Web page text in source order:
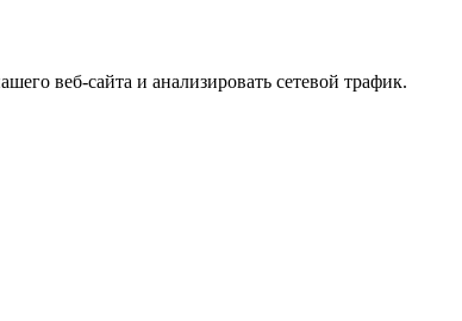
веб-сайта и анализировать сетевой трафик.